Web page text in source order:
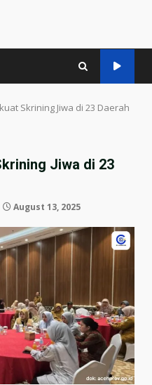
Skrining Jiwa di 23 Daerah
Jiwa di 23
August 13, 2025